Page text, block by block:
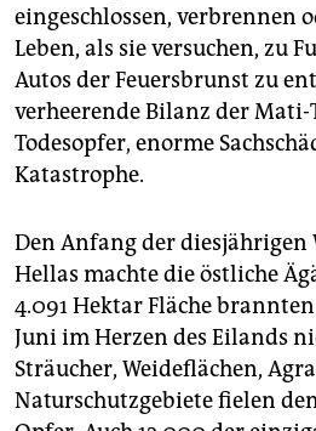
eingeschlossen, verbrennen
Leben, als sie versuchen, zu
Autos der Feuersbrunst zu
verheerende Bilanz der Mati-
Todesopfer, enorme
Katastrophe.
Den Anfang der
Hellas machte die östliche
4.091 Hektar Fläche brannten
Juni im Herzen des Eilands
Sträucher, Weideflächen,
Naturschutzgebiete fielen